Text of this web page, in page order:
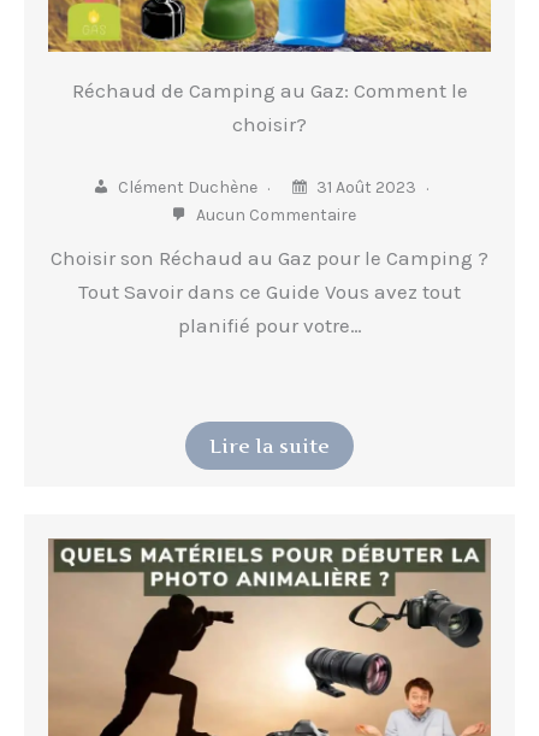
Réchaud de Camping au Gaz: Comment le
choisir?
Clément Duchène
31 Août 2023
Aucun Commentaire
Choisir son Réchaud au Gaz pour le Camping ?
Tout Savoir dans ce Guide Vous avez tout
planifié pour votre…
Lire la suite